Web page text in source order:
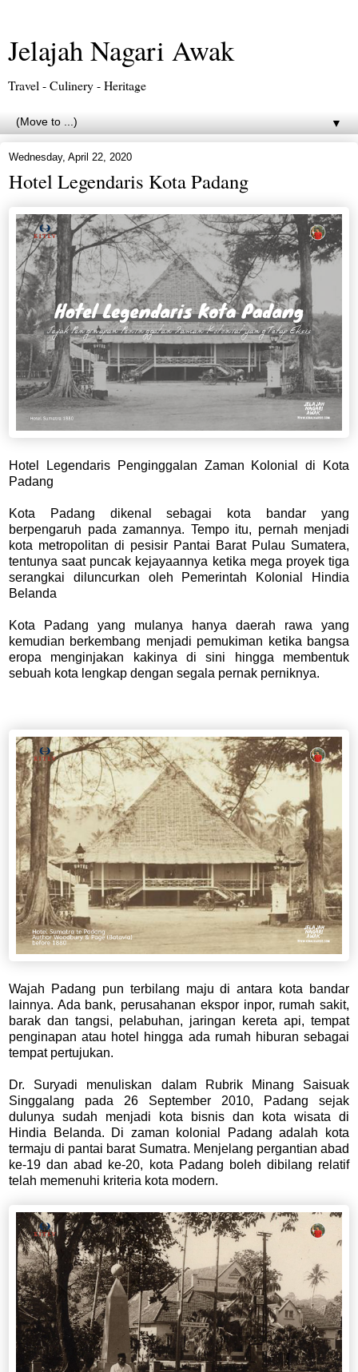
Jelajah Nagari Awak
Travel - Culinery - Heritage
▼
Wednesday, April 22, 2020
Hotel Legendaris Kota Padang
Hotel Legendaris Penginggalan Zaman Kolonial di Kota
Padang
Kota Padang dikenal sebagai kota bandar yang
berpengaruh pada zamannya. Tempo itu, pernah menjadi
kota metropolitan di pesisir Pantai Barat Pulau Sumatera,
tentunya saat puncak kejayaannya ketika mega proyek tiga
serangkai diluncurkan oleh Pemerintah Kolonial Hindia
Belanda
Kota Padang yang mulanya hanya daerah rawa yang
kemudian berkembang menjadi pemukiman ketika bangsa
eropa menginjakan kakinya di sini hingga membentuk
sebuah kota lengkap dengan segala pernak perniknya.
Wajah Padang pun terbilang maju di antara kota bandar
lainnya. Ada bank, perusahanan ekspor inpor, rumah sakit,
barak dan tangsi, pelabuhan, jaringan kereta api, tempat
penginapan atau hotel hingga ada rumah hiburan sebagai
tempat pertujukan.
Dr. Suryadi menuliskan dalam Rubrik Minang Saisuak
Singgalang pada 26 September 2010, Padang sejak
dulunya sudah menjadi kota bisnis dan kota wisata di
Hindia Belanda. Di zaman kolonial Padang adalah kota
termaju di pantai barat Sumatra. Menjelang pergantian abad
ke-19 dan abad ke-20, kota Padang boleh dibilang relatif
telah memenuhi kriteria kota modern.